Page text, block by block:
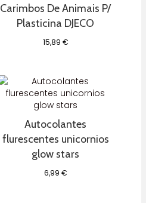
Carimbos De Animais P/
Plasticina DJECO
15,89 €
Autocolantes
flurescentes unicornios
glow stars
6,99 €